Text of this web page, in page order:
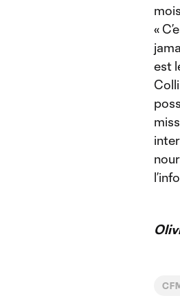
«
est